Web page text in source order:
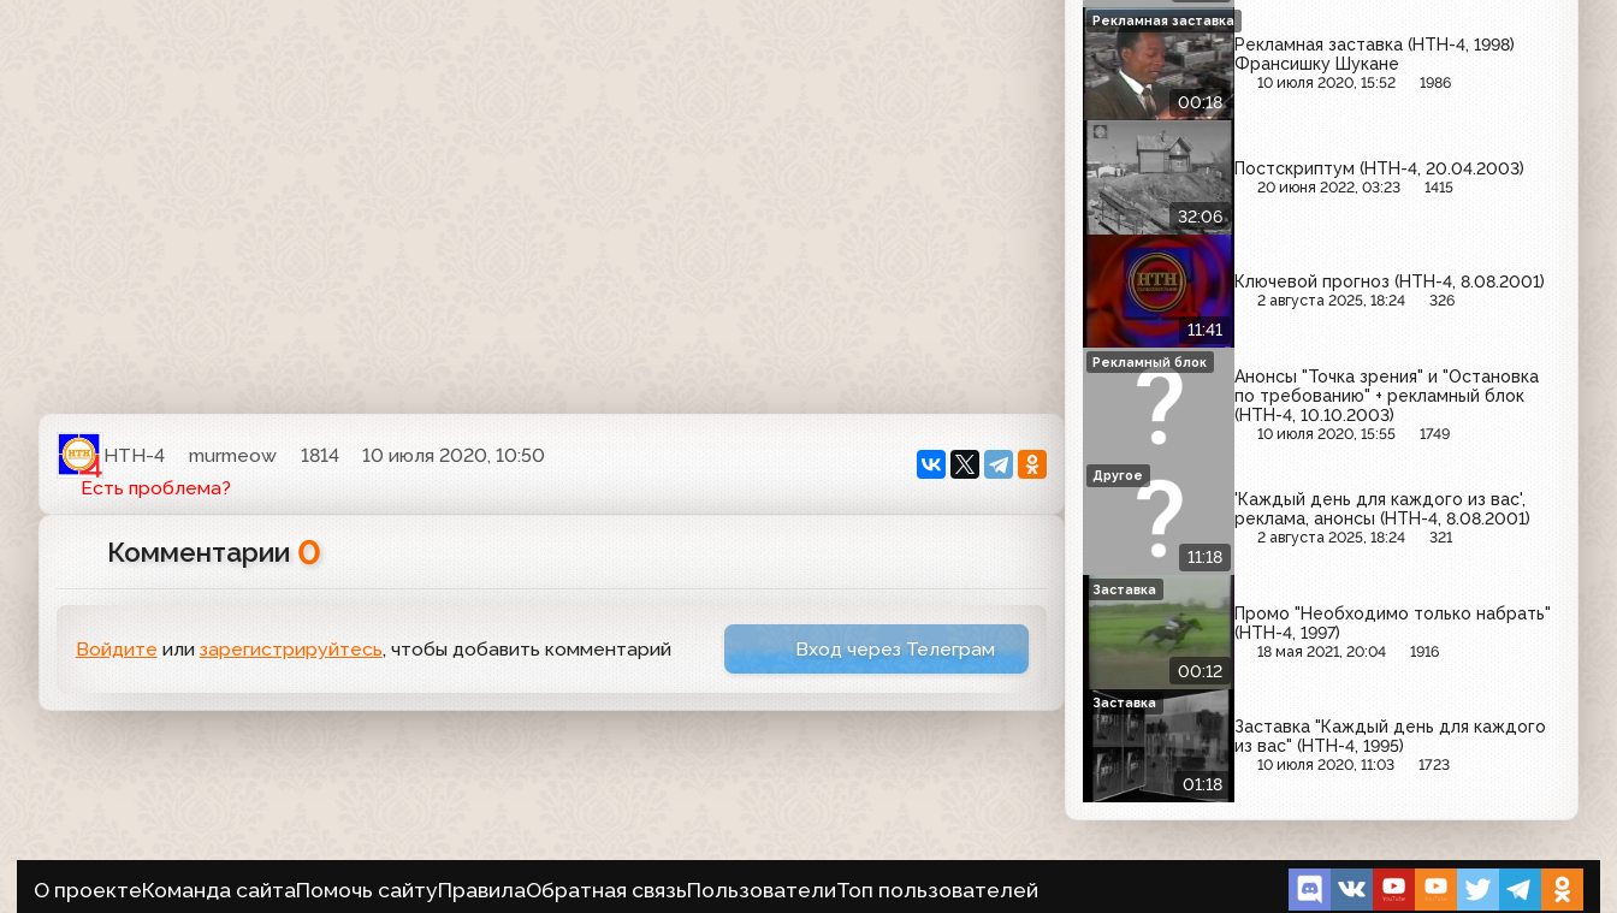
НТН-4 murmeow 1814
10 июля 2020, 10:50
Есть проблема?
Комментарии 0
Войдите или зарегистрируйтесь, чтобы добавить комментарий Вход через Телеграм
00:18
Рекламная заставка (НТН-4, 1998)
Франсишку Шукане
10 июля 2020, 15:52 1986
Рекламная заставка
32:06
Постскриптум (НТН-4, 20.04.2003)
20 июня 2022, 03:23 1415
11:41
Ключевой прогноз (НТН-4, 8.08.2001)
2 августа 2025, 18:24 326
Анонсы "Точка зрения" и "Остановка
по требованию" + рекламный блок
(НТН-4, 10.10.2003)
10 июля 2020, 15:55 1749
Рекламный блок
11:18
'Каждый день для каждого из вас',
реклама, анонсы (НТН-4, 8.08.2001)
2 августа 2025, 18:24 321
Другое
00:12
Промо "Необходимо только набрать"
(НТН-4, 1997)
18 мая 2021, 20:04 1916
Заставка
01:18
Заставка "Каждый день для каждого
из вас" (НТН-4, 1995)
10 июля 2020, 11:03 1723
Заставка
О проектеКоманда сайтаПомочь сайтуПравилаОбратная связьПользователиТоп пользователей